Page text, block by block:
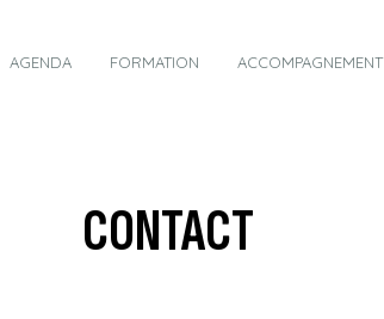
AGENDA FORMATION ACCOMPAGNEMENT
CONTACT